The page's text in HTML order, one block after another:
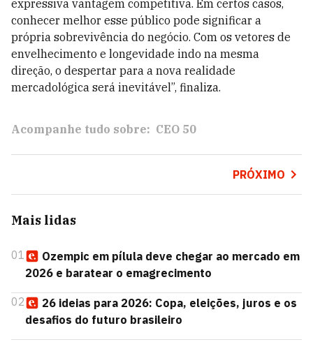
expressiva vantagem competitiva. Em certos casos,
conhecer melhor esse público pode significar a
própria sobrevivência do negócio. Com os vetores de
envelhecimento e longevidade indo na mesma
direção, o despertar para a nova realidade
mercadológica será inevitável”, finaliza.
Acompanhe tudo sobre: CEO 50
PRÓXIMO
Mais lidas
01
Ozempic em pílula deve chegar ao mercado em
2026 e baratear o emagrecimento
02
26 ideias para 2026: Copa, eleições, juros e os
desafios do futuro brasileiro